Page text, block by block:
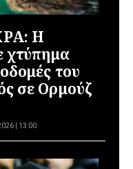
Η
χτύπημα
του
σε Ορμούζ
| 13:00